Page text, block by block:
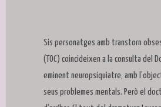
Sis personatges amb transtorn
(TOC) coincideixen a la consulta del
eminent neuropsiquiatre, amb
seus problemes mentals. Però el